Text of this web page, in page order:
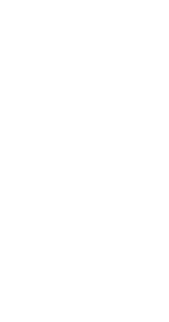
裕を持つことで、